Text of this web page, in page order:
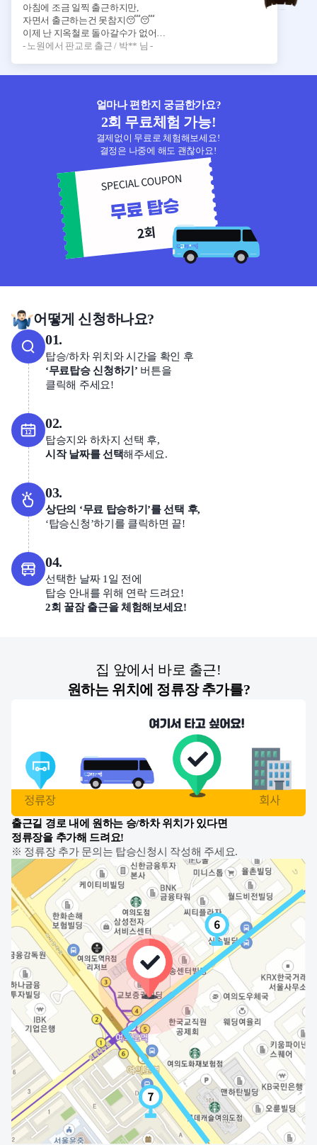
아침에 조금 일찍 출근하지만,
자면서 출근하는건 못참지😴😴
이제 난 지옥철로 돌아갈수가 없어…
- 노원에서 판교로 출근 / 박** 님 -
얼마나 편한지 궁금한가요?
2회 무료체험 가능!
결제없이 무료로 체험해보세요!
결정은 나중에 해도 괜찮아요!
어떻게 신청하나요?
01.
탑승/하차 위치와 시간을 확인 후
‘무료탑승 신청하기’ 버튼을
클릭해 주세요!
02.
탑승지와 하차지 선택 후,
시작 날짜를 선택해주세요.
03.
상단의 ‘무료 탑승하기’를 선택 후,
‘탑승신청’하기를 클릭하면 끝!
04.
선택한 날짜 1일 전에
탑승 안내를 위해 연락 드려요!
2회 꿀잠 출근을 체험해보세요!
집 앞에서 바로 출근!
원하는 위치에 정류장 추가를?
출근길 경로 내에 원하는 승/하차 위치가 있다면
정류장을 추가해 드려요!
※ 정류장 추가 문의는 탑승신청시 작성해 주세요.